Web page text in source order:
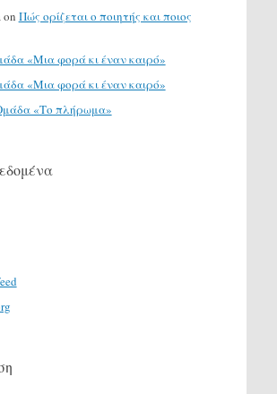
on Πώς ορίζεται ο ποιητής και ποιος
«Μια φορά κι έναν καιρό»
«Μια φορά κι έναν καιρό»
«Το πλήρωμα»